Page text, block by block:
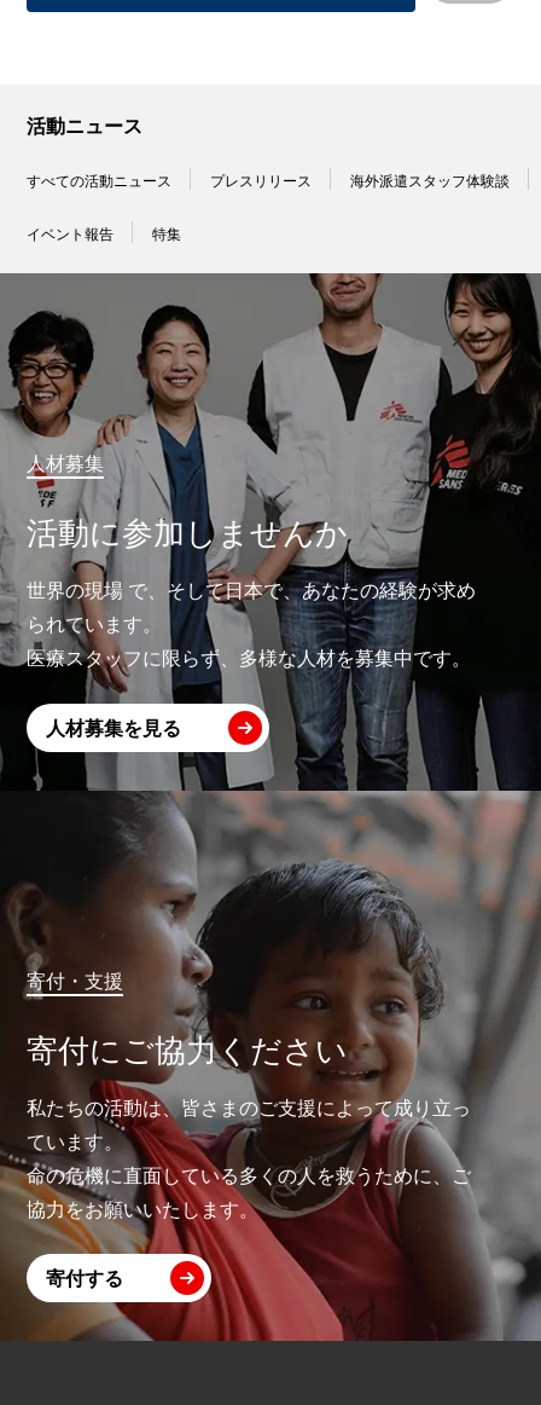
活動ニュース
すべての活動ニュース プレスリリース 海外派遣スタッフ体験談
イベント報告 特集
人材募集
活動に参加しませんか
世界の現場 で、そして日本で、あなたの経験が求め
られています。
医療スタッフに限らず、多様な人材を募集中です。
人材募集を見る
寄付・支援
寄付にご協力ください
私たちの活動は、皆さまのご支援によって成り立っ
ています。
命の危機に直面している多くの人を救うために、ご
協力をお願いいたします。
寄付する